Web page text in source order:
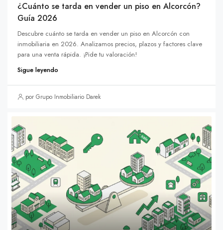
¿Cuánto se tarda en vender un piso en Alcorcón?
Guía 2026
Descubre cuánto se tarda en vender un piso en Alcorcón con
inmobiliaria en 2026. Analizamos precios, plazos y factores clave
para una venta rápida. ¡Pide tu valoración!
Sigue leyendo
por Grupo Inmobiliario Darek